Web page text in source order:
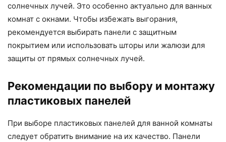
солнечных лучей. Это особенно актуально для ванных
комнат с окнами. Чтобы избежать выгорания,
рекомендуется выбирать панели с защитным
покрытием или использовать шторы или жалюзи для
защиты от прямых солнечных лучей.
Рекомендации по выбору и монтажу
пластиковых панелей
При выборе пластиковых панелей для ванной комнаты
следует обратить внимание на их качество. Панели